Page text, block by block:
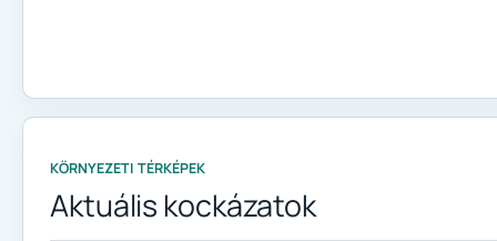
KÖRNYEZETI TÉRKÉPEK
Aktuális kockázatok